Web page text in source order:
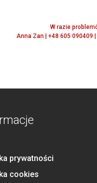
W razie
Anna Zan | +48 605 090409
prywatności
cookies